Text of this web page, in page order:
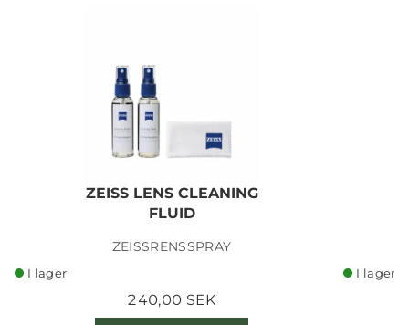
ZEISS LENS CLEANING
FLUID
ZEISSRENSSPRAY
I lager
240,00 SEK
I lager